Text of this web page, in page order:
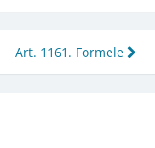
Art. 1161. Formele